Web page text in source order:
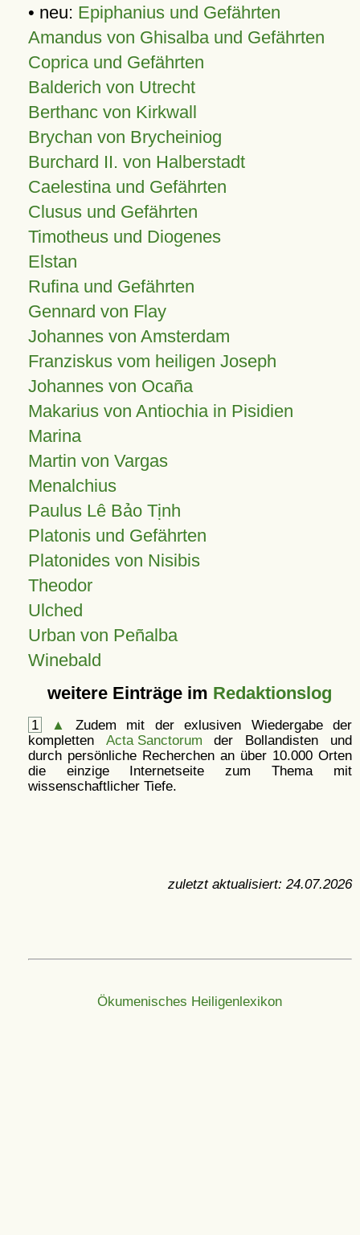
• neu: Epiphanius und Gefährten
Amandus von Ghisalba und Gefährten
Coprica und Gefährten
Balderich von Utrecht
Berthanc von Kirkwall
Brychan von Brycheiniog
Burchard II. von Halberstadt
Caelestina und Gefährten
Clusus und Gefährten
Timotheus und Diogenes
Elstan
Rufina und Gefährten
Gennard von Flay
Johannes von Amsterdam
Franziskus vom heiligen Joseph
Johannes von Ocaña
Makarius von Antiochia in Pisidien
Marina
Martin von Vargas
Menalchius
Paulus Lê Bảo Tịnh
Platonis und Gefährten
Platonides von Nisibis
Theodor
Ulched
Urban von Peñalba
Winebald
weitere Einträge im Redaktionslog
1 ▲
Zudem mit der exlusiven Wiedergabe der
kompletten Acta Sanctorum der Bollandisten und
durch persönliche Recherchen an über 10.000 Orten
die einzige Internetseite zum Thema mit
wissenschaftlicher Tiefe.
zuletzt aktualisiert: 24.07.2026
Ökumenisches Heiligenlexikon